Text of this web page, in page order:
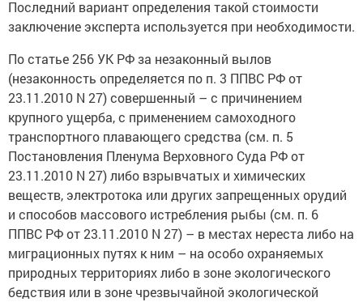
Последний вариант определения такой стоимости
заключение эксперта используется при необходимости.
По статье 256 УК РФ за незаконный вылов
(незаконность определяется по п. 3 ППВС РФ от
23.11.2010 N 27) совершенный – с причинением
крупного ущерба, с применением самоходного
транспортного плавающего средства (см. п. 5
Постановления Пленума Верховного Суда РФ от
23.11.2010 N 27) либо взрывчатых и химических
веществ, электротока или других запрещенных орудий
и способов массового истребления рыбы (см. п. 6
ППВС РФ от 23.11.2010 N 27) – в местах нереста либо на
миграционных путях к ним – на особо охраняемых
природных территориях либо в зоне экологического
бедствия или в зоне чрезвычайной экологической